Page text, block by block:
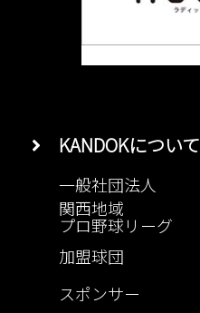
KANDOKについて
一般社団法人
関西地域
プロ野球リーグ
加盟球団
スポンサー